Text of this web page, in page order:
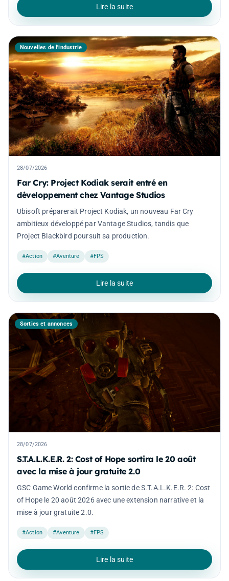
Lire la suite
Nouvelles de l'industrie
28/07/2026
Far Cry: Project Kodiak serait entré en
développement chez Vantage Studios
Ubisoft préparerait Project Kodiak, un nouveau Far Cry
ambitieux développé par Vantage Studios, tandis que
Project Blackbird poursuit sa production.
#Action #Aventure #FPS
Lire la suite
Sorties et annonces
28/07/2026
S.T.A.L.K.E.R. 2: Cost of Hope sortira le 20 août
avec la mise à jour gratuite 2.0
GSC Game World confirme la sortie de S.T.A.L.K.E.R. 2: Cost
of Hope le 20 août 2026 avec une extension narrative et la
mise à jour gratuite 2.0.
#Action #Aventure #FPS
Lire la suite